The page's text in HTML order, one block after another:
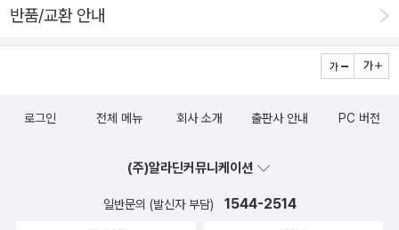
반품/교환 안내
로그인 전체 메뉴 회사 소개 출판사 안내 PC 버전
(주)알라딘커뮤니케이션
일반문의 (발신자 부담) 1544-2514